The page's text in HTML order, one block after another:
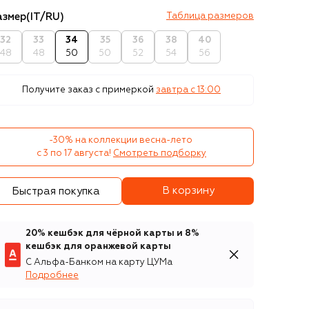
(IT/RU) Таблица размеров
32
48
33
48
34
50
35
50
36
52
38
54
40
56
Получите заказ с примеркой завтра c 13:00
-30% на коллекции весна-лето
с 3 по 17 августа! Смотреть подборку
Быстрая покупка В корзину
20% кешбэк для чёрной карты и 8%
кешбэк для оранжевой карты
С Альфа-Банком на карту ЦУМа
Подробнее